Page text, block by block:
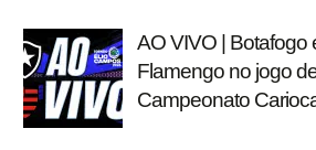
AO VIVO | Botafogo
Flamengo no jogo
Campeonato